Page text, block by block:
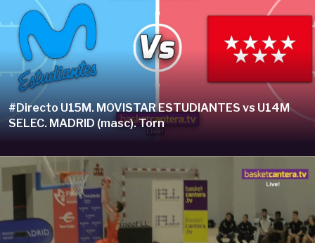
#Directo U15M. MOVISTAR ESTUDIANTES vs U14M
SELEC. MADRID (masc). Torn